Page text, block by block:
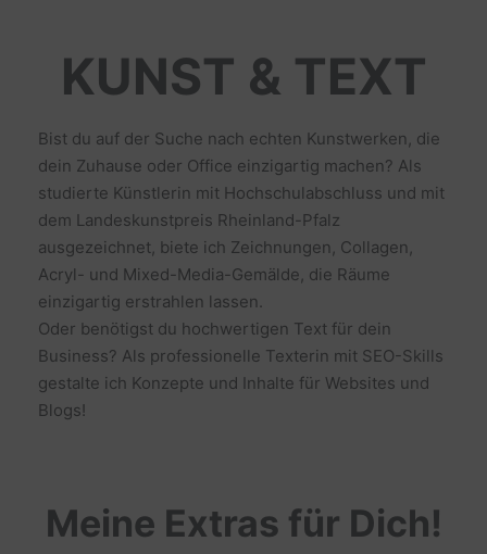
KUNST & TEXT
Bist du auf der Suche nach echten Kunstwerken, die
dein Zuhause oder Office einzigartig machen? Als
studierte Künstlerin mit Hochschulabschluss und mit
dem Landeskunstpreis Rheinland-Pfalz
ausgezeichnet, biete ich Zeichnungen, Collagen,
Acryl- und Mixed-Media-Gemälde, die Räume
einzigartig erstrahlen lassen.
Oder benötigst du hochwertigen Text für dein
Business? Als professionelle Texterin mit SEO-Skills
gestalte ich Konzepte und Inhalte für Websites und
Blogs!
Meine Extras für Dich!